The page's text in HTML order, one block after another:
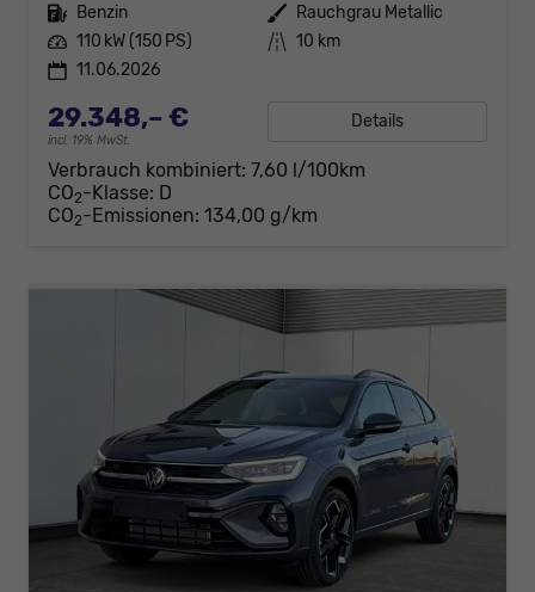
Kraftstoff Benzin Außenfarbe Rauchgrau Metallic
Leistung 110 kW (150 PS) Kilometerstand 10 km
11.06.2026
29.348,– €
incl. 19% MwSt.
Details
Verbrauch kombiniert: 7,60 l/100km
CO2-Klasse: D
CO2-Emissionen: 134,00 g/km